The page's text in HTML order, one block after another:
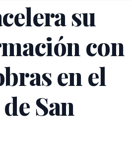
su
con
en el
San